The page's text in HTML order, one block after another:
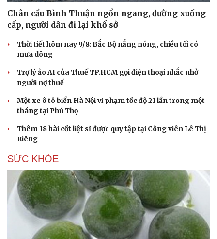
Sức khỏe
Dinh dưỡng - món ngon
Sản phụ khoa
Đời sống
Nhà đẹp
Blog
Tình yêu - Gia đình
Chân cầu Bình Thuận ngổn ngang, đường xuống
cấp, người dân đi lại khổ sở
Thời tiết hôm nay 9/8: Bắc Bộ nắng nóng, chiều tối có
mưa dông
Trợ lý ảo AI của Thuế TP.HCM gọi điện thoại nhắc nhở
người nợ thuế
Một xe ô tô biển Hà Nội vi phạm tốc độ 21 lần trong một
tháng tại Phú Thọ
Thêm 18 hài cốt liệt sĩ được quy tập tại Công viên Lê Thị
Riêng
SỨC KHỎE